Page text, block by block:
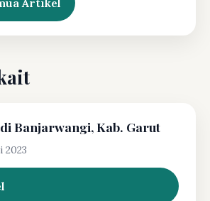
Artikel
Banjarwangi, Kab. Garut
2023